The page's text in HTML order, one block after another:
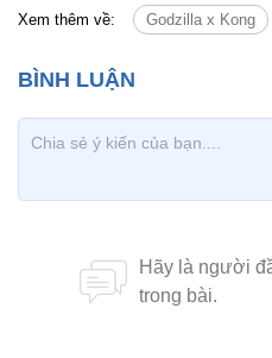
Xem thêm về: Godzilla x Kong